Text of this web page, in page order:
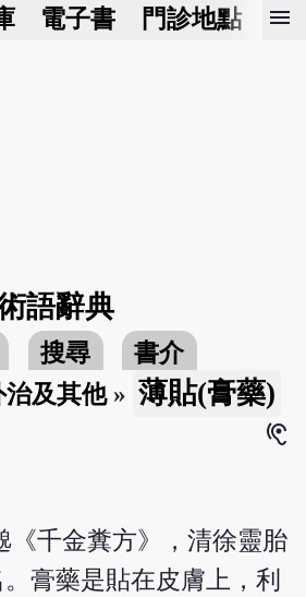
電子書 門診地點 預
menu
語辭典
搜尋
書介
治及其他» 薄貼(膏藥)
hearing
《千金糞方》，清徐靈胎
膏藥是貼在皮膚上，利